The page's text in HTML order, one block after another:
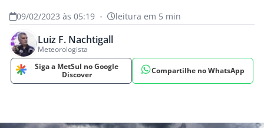
09/02/2023 às 05:19 • leitura em 5 min
Luiz F. Nachtigall
Meteorologista
Siga a MetSul no Google
Discover
Compartilhe no WhatsApp